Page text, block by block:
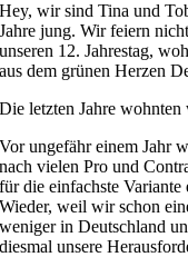
Hey, wir sind Tina und
Jahre jung. Wir feiern
unseren 12. Jahrestag,
aus dem grünen Herzen
Die letzten Jahre
Vor ungefähr einem Jahr
nach vielen Pro und
für die einfachste
Wieder, weil wir schon
weniger in Deutschland
diesmal unsere